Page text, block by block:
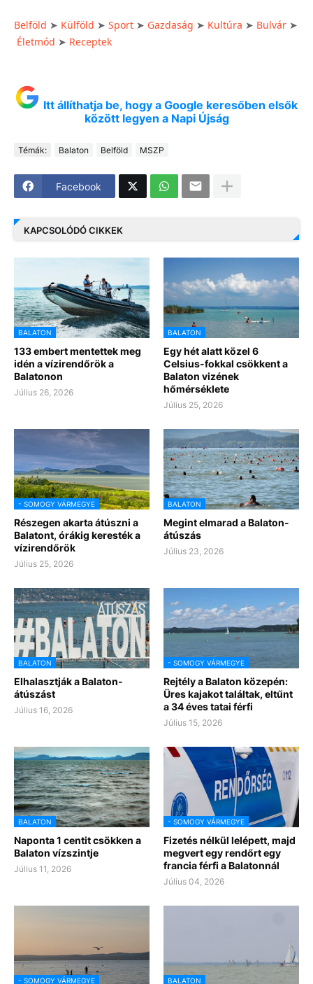
Belföld ➤ Külföld ➤ Sport ➤ Gazdaság ➤ Kultúra ➤ Bulvár ➤
Életmód ➤ Receptek
Itt állíthatja be, hogy a Google keresőben elsők
között legyen a Napi Újság
Témák: Balaton Belföld MSZP
Facebook
KAPCSOLÓDÓ CIKKEK
BALATON
133 embert mentettek meg
idén a vízirendőrök a
Balatonon
Július 26, 2026
BALATON
Egy hét alatt közel 6
Celsius-fokkal csökkent a
Balaton vizének
hőmérséklete
Július 25, 2026
- SOMOGY VÁRMEGYE
Részegen akarta átúszni a
Balatont, órákig keresték a
vízirendőrök
Július 25, 2026
BALATON
Megint elmarad a Balaton-
átúszás
Július 23, 2026
BALATON
Elhalasztják a Balaton-
átúszást
Július 16, 2026
- SOMOGY VÁRMEGYE
Rejtély a Balaton közepén:
Üres kajakot találtak, eltűnt
a 34 éves tatai férfi
Július 15, 2026
BALATON
Naponta 1 centit csökken a
Balaton vízszintje
Július 11, 2026
- SOMOGY VÁRMEGYE
Fizetés nélkül lelépett, majd
megvert egy rendőrt egy
francia férfi a Balatonnál
Július 04, 2026
- SOMOGY VÁRMEGYE BALATON